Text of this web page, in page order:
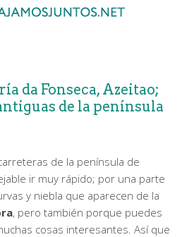
da Fonseca, Azeitao;
de la península
de la península de
ir muy rápido; por una parte
y niebla que aparecen de la
, pero también porque puedes
cosas interesantes. Así que